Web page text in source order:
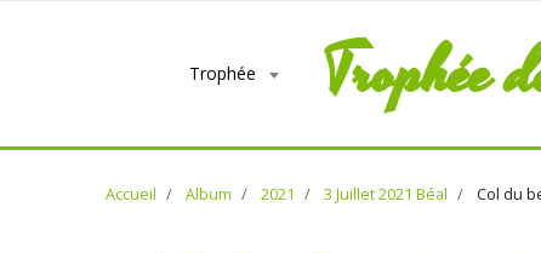
Trophée Trophée
Accueil Album 2021 3 Juillet 2021 Béal Col du